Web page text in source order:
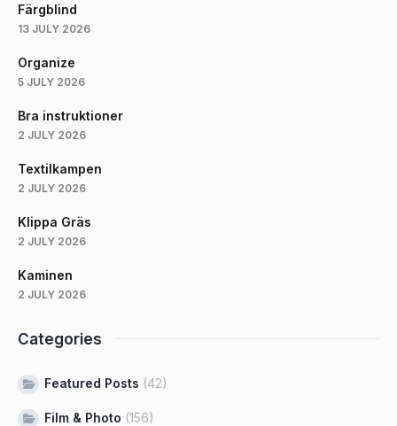
Färgblind
13 JULY 2026
Organize
5 JULY 2026
Bra instruktioner
2 JULY 2026
Textilkampen
2 JULY 2026
Klippa Gräs
2 JULY 2026
Kaminen
2 JULY 2026
Categories
Featured Posts (42)
Film & Photo (156)